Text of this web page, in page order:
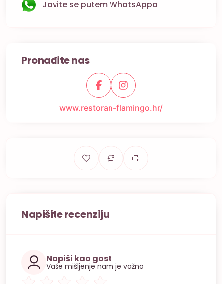
Javite se putem WhatsAppa
Pronađite nas
www.restoran-flamingo.hr/
Napišite recenziju
Napiši kao gost
Vaše mišljenje nam je važno